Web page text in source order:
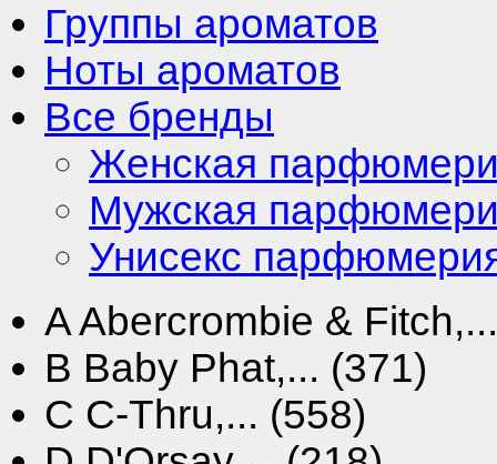
Группы ароматов
Ноты ароматов
Все бренды
Женская
Мужская
Унисекс
AAbercrombie &
B Baby Phat,... (371)
C C-Thru,... (558)